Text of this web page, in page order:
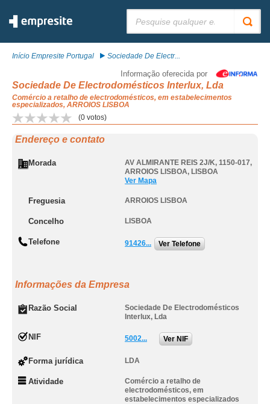
Início Empresite Portugal Sociedade De Electr...
Informação oferecida por
Sociedade De Electrodomésticos Interlux, Lda
Comércio a retalho de electrodomésticos, em estabelecimentos
especializados, ARROIOS LISBOA
(0 votos)
Endereço e contato
Morada AV ALMIRANTE REIS 2J/K, 1150-017,
ARROIOS LISBOA, LISBOA
Ver Mapa
Freguesia ARROIOS LISBOA
Concelho LISBOA
Telefone 91426... Ver Telefone
Informações da Empresa
Razão Social
Sociedade De Electrodomésticos
Interlux, Lda
NIF 5002... Ver NIF
Forma jurídica LDA
Atividade
Comércio a retalho de
electrodomésticos, em
estabelecimentos especializados